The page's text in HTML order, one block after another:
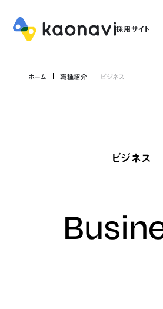
ホーム 職種紹介 ビジネス
ビジネス